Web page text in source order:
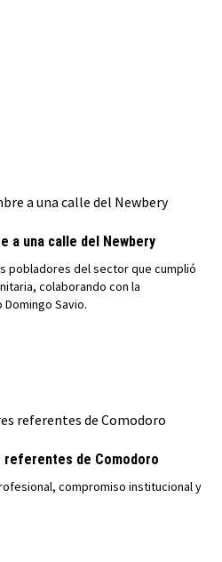
a una calle del Newbery
pobladores del sector que cumplió
colaborando con la
Savio.
referentes de Comodoro
compromiso institucional y